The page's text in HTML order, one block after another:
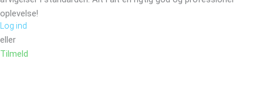
oplevelse!
Log ind
eller
Tilmeld